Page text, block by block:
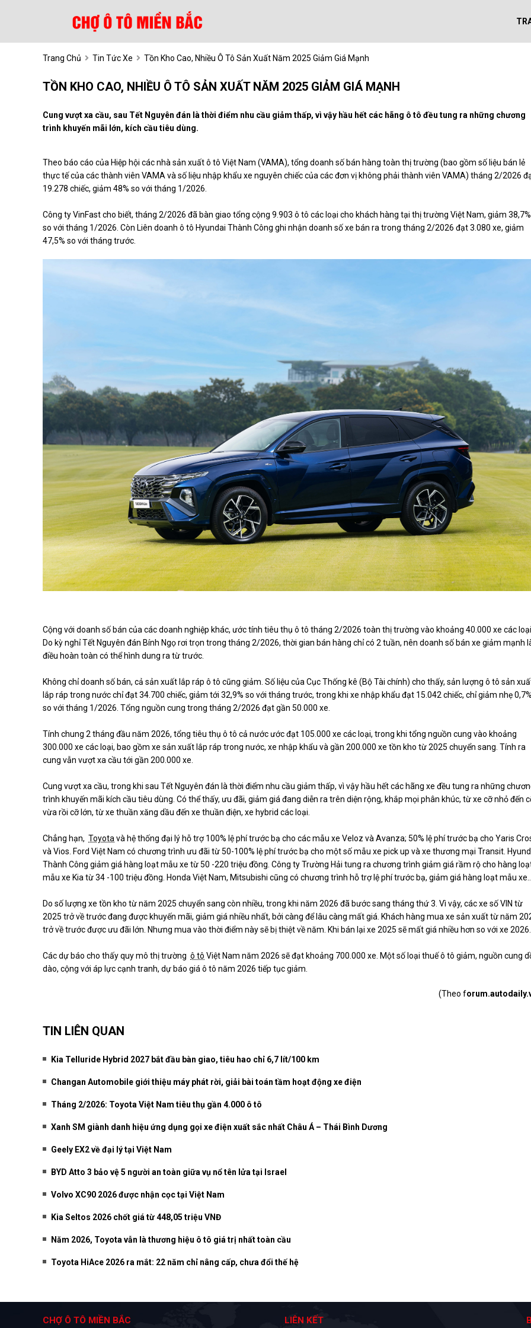
Trang Chủ Tin Tức Xe Tồn Kho Cao, Nhiều Ô Tô Sản Xuất Năm 2025 Giảm Giá Mạnh
TỒN KHO CAO, NHIỀU Ô TÔ SẢN XUẤT NĂM 2025 GIẢM GIÁ MẠNH
Cung vượt xa cầu, sau Tết Nguyên đán là thời điểm nhu cầu giảm thấp, vì vậy hầu hết các hãng ô tô đều tung ra những chương
trình khuyến mãi lớn, kích cầu tiêu dùng.
Theo báo cáo của Hiệp hội các nhà sản xuất ô tô Việt Nam (VAMA), tổng doanh số bán hàng toàn thị trường (bao gồm số liệu bán lẻ
thực tế của các thành viên VAMA và số liệu nhập khẩu xe nguyên chiếc của các đơn vị không phải thành viên VAMA) tháng 2/2026
19.278 chiếc, giảm 48% so với tháng 1/2026.
Công ty VinFast cho biết, tháng 2/2026 đã bàn giao tổng cộng 9.903 ô tô các loại cho khách hàng tại thị trường Việt Nam, giảm 38,7%
so với tháng 1/2026. Còn Liên doanh ô tô Hyundai Thành Công ghi nhận doanh số xe bán ra trong tháng 2/2026 đạt 3.080 xe, giảm
47,5% so với tháng trước.
Cộng với doanh số bán của các doanh nghiệp khác, ước tính tiêu thụ ô tô tháng 2/2026 toàn thị trường vào khoảng 40.000 xe các loại.
Do kỳ nghỉ Tết Nguyên đán Bính Ngọ rơi trọn trong tháng 2/2026, thời gian bán hàng chỉ có 2 tuần, nên doanh số bán xe giảm mạnh
điều hoàn toàn có thể hình dung ra từ trước.
Không chỉ doanh số bán, cả sản xuất lắp ráp ô tô cũng giảm. Số liệu của Cục Thống kê (Bộ Tài chính) cho thấy, sản lượng ô tô sản
lắp ráp trong nước chỉ đạt 34.700 chiếc, giảm tới 32,9% so với tháng trước, trong khi xe nhập khẩu đạt 15.042 chiếc, chỉ giảm nhẹ 0,7%
so với tháng 1/2026. Tổng nguồn cung trong tháng 2/2026 đạt gần 50.000 xe.
Tính chung 2 tháng đầu năm 2026, tổng tiêu thụ ô tô cả nước ước đạt 105.000 xe các loại, trong khi tổng nguồn cung vào khoảng
300.000 xe các loại, bao gồm xe sản xuất lắp ráp trong nước, xe nhập khẩu và gần 200.000 xe tồn kho từ 2025 chuyển sang. Tính ra
cung vẫn vượt xa cầu tới gần 200.000 xe.
Cung vượt xa cầu, trong khi sau Tết Nguyên đán là thời điểm nhu cầu giảm thấp, vì vậy hầu hết các hãng xe đều tung ra những
trình khuyến mãi kích cầu tiêu dùng. Có thể thấy, ưu đãi, giảm giá đang diễn ra trên diện rộng, khắp mọi phân khúc, từ xe cỡ nhỏ đến
vừa rồi cỡ lớn, từ xe thuần xăng dầu đến xe thuần điện, xe hybrid các loại.
Chẳng hạn, Toyota và hệ thống đại lý hỗ trợ 100% lệ phí trước bạ cho các mẫu xe Veloz và Avanza; 50% lệ phí trước bạ cho Yaris
và Vios. Ford Việt Nam có chương trình ưu đãi từ 50-100% lệ phí trước bạ cho một số mẫu xe pick up và xe thương mại Transit.
Thành Công giảm giá hàng loạt mẫu xe từ 50 -220 triệu đồng. Công ty Trường Hải tung ra chương trình giảm giá rầm rộ cho hàng
mẫu xe Kia từ 34 -100 triệu đồng. Honda Việt Nam, Mitsubishi cũng có chương trình hỗ trợ lệ phí trước bạ, giảm giá hàng loạt mẫu xe…
Do số lượng xe tồn kho từ năm 2025 chuyển sang còn nhiều, trong khi năm 2026 đã bước sang tháng thứ 3. Vì vậy, các xe số VIN từ
2025 trở về trước đang được khuyến mãi, giảm giá nhiều nhất, bởi càng để lâu càng mất giá. Khách hàng mua xe sản xuất từ năm
trở về trước được ưu đãi lớn. Nhưng mua vào thời điểm này sẽ bị thiệt về năm. Khi bán lại xe 2025 sẽ mất giá nhiều hơn so với xe 2026.
Các dự báo cho thấy quy mô thị trường ô tô Việt Nam năm 2026 sẽ đạt khoảng 700.000 xe. Một số loại thuế ô tô giảm, nguồn cung
dào, cộng với áp lực cạnh tranh, dự báo giá ô tô năm 2026 tiếp tục giảm.
(Theo f
TIN LIÊN QUAN
Kia Telluride Hybrid 2027 bắt đầu bàn giao, tiêu hao chỉ 6,7 lít/100 km
Changan Automobile giới thiệu máy phát rời, giải bài toán tầm hoạt động xe điện
Tháng 2/2026: Toyota Việt Nam tiêu thụ gần 4.000 ô tô
Xanh SM giành danh hiệu ứng dụng gọi xe điện xuất sắc nhất Châu Á – Thái Bình Dương
Geely EX2 về đại lý tại Việt Nam
BYD Atto 3 bảo vệ 5 người an toàn giữa vụ nổ tên lửa tại Israel
Volvo XC90 2026 được nhận cọc tại Việt Nam
Kia Seltos 2026 chốt giá từ 448,05 triệu VNĐ
Năm 2026, Toyota vẫn là thương hiệu ô tô giá trị nhất toàn cầu
Toyota HiAce 2026 ra mắt: 22 năm chỉ nâng cấp, chưa đổi thế hệ
CHỢ Ô TÔ MIỀN BẮC LIÊN KẾT